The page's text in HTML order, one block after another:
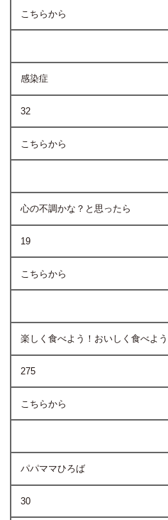
こちらから
感染症
32
こちらから
心の不調かな？と思ったら
19
こちらから
楽しく食べよう！おいしく食べよ
275
こちらから
パパママひろば
30